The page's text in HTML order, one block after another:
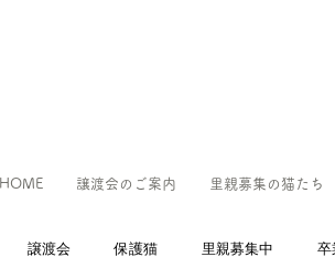
HOME 譲渡会のご案内 里親募集の猫たち
譲渡会 保護猫 里親募集中 卒